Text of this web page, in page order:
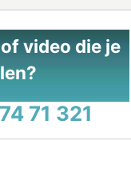
video die je
71 321